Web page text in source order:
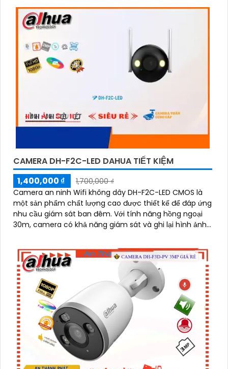
tham khảo trên các website thương mại điện tử
hoặc tại các cửa hàng điện tử.
Hy vọng rằng những thông tin trên sẽ giúp bạn chọn
lựa được Camera Dahua chính hãng, giá rẻ và chất
lượng. Nếu bạn có thêm câu hỏi hoặc cần tư vấn
thêm, đừng ngần ngại để lại Cung cấp cho công
CAMERA DH-F2C-LED DAHUA TIẾT KIỆM
1,400,000 ₫
1,700,000 ₫
Camera an ninh Wifi không dây DH-F2C-LED CMOS là
một sản phẩm chất lượng cao được thiết kế để đáp ứng
nhu cầu giám sát ban đêm. Với tính năng hồng ngoại
30m, camera có khả năng giám sát và ghi lại hình ảnh